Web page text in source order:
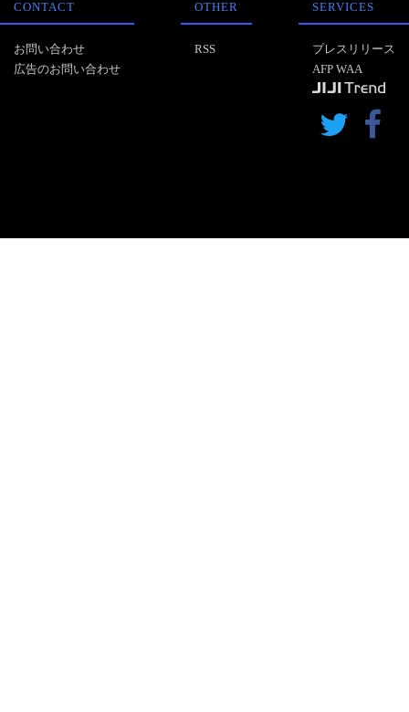
CONTACT
お問い合わせ
広告のお問い合わせ
OTHER
RSS
SERVICES
プレスリリース
AFP WAA